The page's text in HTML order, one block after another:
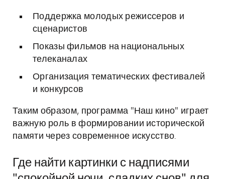
Поддержка молодых режиссеров и
сценаристов
Показы фильмов на национальных
телеканалах
Организация тематических фестивалей
и конкурсов
Таким образом, программа "Наш кино" играет
важную роль в формировании исторической
памяти через современное искусство.
Где найти картинки с надписями